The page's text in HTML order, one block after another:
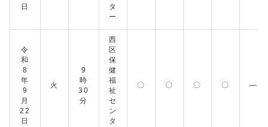
日
タ
ー
令
和
8
年
9
月
22
日
火
9
時
30
分
西
区
保
健
福
祉
セ
ン
タ
〇 〇 〇 〇 ―